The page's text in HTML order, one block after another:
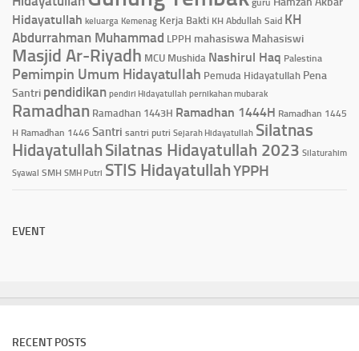
guru
Hidayatullah keluarga Kemenag Kerja Bakti KH Abdullah Said KH
Abdurrahman Muhammad LPPH mahasiswa Mahasiswi
Masjid Ar-Riyadh MCU Mushida Nashirul Haq Palestina
Pemimpin Umum Hidayatullah Pemuda Hidayatullah Pena
Santri pendidikan pendiri Hidayatullah pernikahan mubarak
Ramadhan Ramadhan 1443H Ramadhan 1444H Ramadhan 1445
H Ramadhan 1446 Santri santri putri Sejarah Hidayatullah Silatnas
HidayatullahSilatnas Hidayatullah 2023 Silaturahim
Syawal SMH SMH Putri STIS HidayatullahYPPH
EVENT
RECENT POSTS